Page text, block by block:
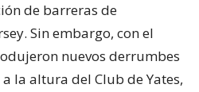
de barreras de
Sin embargo, con el
nuevos derrumbes
la altura del Club de Yates,